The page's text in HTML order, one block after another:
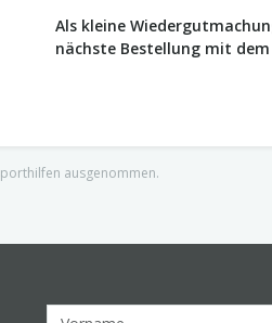
Als kleine
nächste Bestellung mit dem
ausgenommen.